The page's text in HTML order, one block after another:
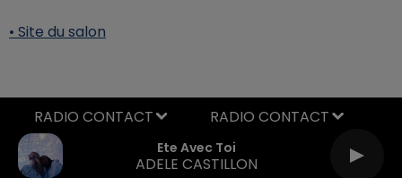
• Site du salon
Ete Avec Toi
ADELE CASTILLON
RADIO CONTACT